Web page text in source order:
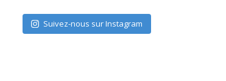
Suivez-nous sur Instagram